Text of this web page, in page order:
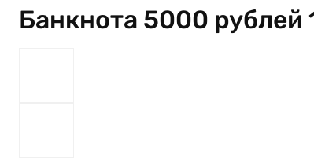
Банкнота 5000 рублей